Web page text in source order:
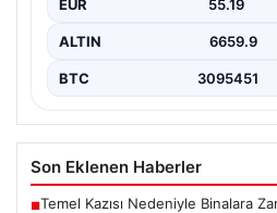
EUR 55.19
ALTIN 6659.9
BTC 3095451
Son Eklenen Haberler
■Temel Kazısı Nedeniyle Binalara